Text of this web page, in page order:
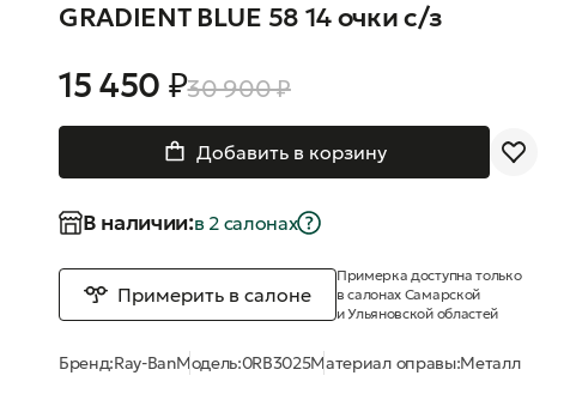
GRADIENT BLUE 58 14 очки с/з
15 450 ₽30 900 ₽
Добавить в корзину
В наличии:в 2 салонах
Примерить в салоне
Примерка доступна только
в салонах Самарской
и Ульяновской областей
Бренд:Ray-BanМодель:0RB3025Материал оправы:Металл